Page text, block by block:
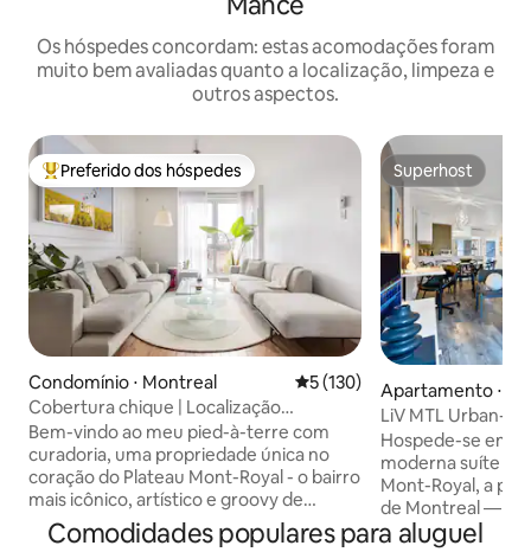
Os hóspedes concordam: estas acomodações foram
muito bem avaliadas quanto a localização, limpeza e
outros aspectos.
Entre os melhores preferidos dos hóspedes
Preferido dos hóspedes
Condomínio ⋅ Montreal 5 de uma avaliação média de
5 (130)
Cobertura chique | Localização
privilegiada, terraço privativo
Bem-vindo ao meu pied-à-terre com
curadoria, uma propriedade única no
coração do Plateau Mont-Royal - o bairro
mais icônico, artístico e groovy de
Montreal. Este loft de 2 quartos em
espaço aberto é banhado pelo sol e
Superhost
Superhost
Apartamento ⋅
LiV MTL Urban-1
apartamento de
MTL
Hospede-se em
moderna suíte de
Mont-Royal, a
de Montreal —
grupos e
Comodidades populares para aluguel